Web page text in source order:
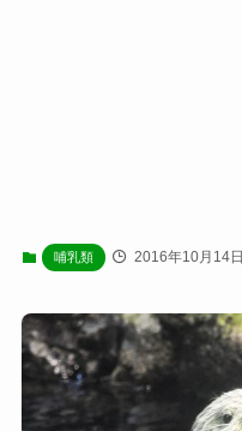
哺乳類 2016年10月14日